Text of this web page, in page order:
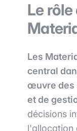
Le
Les
central
œuvre des
et de
décisions
l'allocation